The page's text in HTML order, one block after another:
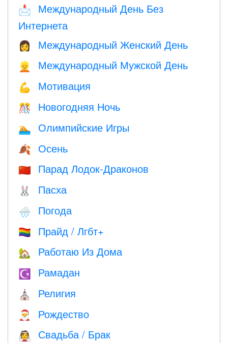
📩
Международный День Без
Интернета
👩 Международный Женский День
👱 Международный Мужской День
💪 Мотивация
🎊 Новогодняя Ночь
🏊 Олимпийские Игры
🍂 Осень
🇨🇳 Парад Лодок-Драконов
🐰 Пасха
🌧 Погода
🏳️‍🌈 Прайд / Лгбт+
🏡 Работаю Из Дома
☪️ Рамадан
⛪️ Религия
🎅 Рождество
👰 Свадьба / Брак